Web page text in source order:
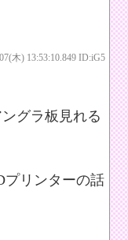
木) 13:53:10.849 ID:iG5
グラ板見れる
プリンターの話